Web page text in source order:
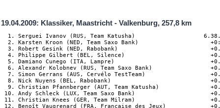
19.04.2009: Klassiker, Maastricht - Valkenburg, 257,8 km
1. Serguei Ivanov (RUS, Team Katusha)                    6.38.31
  2. Karsten Kroon (NED, Team Saxo Bank)                     +0:00
  3. Robert Gesink (NED, Rabobank)                           +0.08
  4. Philippe Gilbert (BEL, Silence)                         +0.08
  5. Damiano Cunego (ITA, Lampre)                            +0.08
  6. Alexandr Kolobnev (RUS, Team Saxo Bank)                 +0.08
  7. Simon Gerrans (AUS, Cervélo TestTeam)                   +0.08
  8. Nick Nuyens (BEL, Rabobank)                             +0.08
  9. Christian Pfannberger (AUT, Team Katusha)               +0.08
 10. Andy Schleck (LUX, Team Saxo Bank)                      +0.08
 11. Christian Knees (GER, Team Milram)                      +0.08
 12. Benoît Vaugrenard (FRA, Française des Jeux)             +0.08
 13. Jerôme Pineau (FRA, Quick Step)                         +0.08
 14. Samuel Sanchez (ESP, Euskaltel)                         +0.08
 15. Michael Albasini (SWI, Team Columbia)                   +0.08
 16. Nicki Sörensen (DEN, Team Saxo Bank)                    +0.08
 17. Michele Scarponi (ITA, Serramenti PVC Diquigiovanni)    +0.08
 18. Roman Kreuziger (CZE, Liquigas)                         +0.08
 19. Vincenzo Nibali (ITA, Liquigas)                         +0.08
 20. Gustav Larsson (SWE, Team Saxo Bank)                    +0.08
 21. Alejandro Valverde (ESP, Caisse d´Epargne)              +0.08
 22. Matteo Carrara (ITA, Vacansoleil Pro Cycling Team)      +0.26
 23. Rinaldo Nocentini (ITA, AG2R La Mondiale)               +0.26
 24. Sylvain Chavanel (FRA, Quick Step)                      +0.26
 25. Maxime Monfort (BEL, Team Columbia)                     +0.36
 26. Peter Velits (SVK, Team Milram)                         +0.36
 27. Johan Van Summeren (BEL, Silence)                       +0.57
 28. Jelle Vanendert (BEL, Silence)                          +1.06
 29. Carlos Barredo (ESP, Quick Step)                        +1.06
 30. Thomas Dekker (NED, Silence)                            +1.29
 31. Jakob Fuglsang (DEN, Team Saxo Bank)                    +2.26
 32. Paul Martens (GER, Rabobank)                            +2.26
 33. Bjorn Leukemans (BEL, Vacansoleil Pro Cycling Team)     +2.26
 34. Chris-Anker Sörensen (DEN, Team Saxo Bank)              +2.26
 35. Ryder Hesjedal (CAN, Garmin)                            +2.38
 36. Luca Mazzanti (ITA, Team Katusha)                       +2.45
 37. Preben Van Hecke (BEL, Topsport Vlaanderen)             +2.52
 38. Carlos Sastre (ESP, Cervélo TestTeam)                   +2.56
 39. Francesco Gavazzi (ITA, Lampre)                         +2.56
 40. Enrico Gasparotto (ITA, Lampre)                         +2.56
 41. Jurgen Van Den Broeck (BEL, Silence)                    +3.09
 42. Davide Rebellin (ITA, Serramenti PVC Diquigiovanni)     +3.09
 43. Joaquin Rodriguez (ESP, Caisse d´Epargne)               +3.09
 44. Ben Hermans (BEL, Topsport Vlaanderen)                  +4.30
 45. Dimitri Muravyev (KAZ, Astana)                          +4.30
 46. David De La Fuente (ITA, Fuji)                          +4.30
 47. Gerben Löwik (NED, Vacansoleil Pro Cycling Team)        +4.30
 48. Gorazd Stangelj (SLO, Liquigas)                         +4.30
 49. Geert Verheyen (BEL, Landbouwkrediet)                   +4.30
 50. Matthieu Sprick (FRA, BBox Bouygues Telecom)            +4.30
 51. Fredrik Kessiakoff (SWE, Fuji)                          +4.30
 52. Manuele Mori (ITA, Lampre)                              +4.30
 53. Linus Gerdemann (GER, Team Milram)                      +4.30
 54. Francesco Ginanni (ITA, Serramenti PVC Diquigiovanni)   +4.30
 55. Dario Cataldo (ITA, Quick Step)                         +4.30
 56. Ben Swift (GBR, Team Katusha)                           +4.30
 57. Bert De Waele (BEL, Landbouwkrediet)                    +4.30
 58. Amaël Moinard (FRA, Cofidis)                            +4.30
 59. Inigo Landaluze (ESP, Euskaltel)                        +4.30
 60. Sandy Casar (FRA, Française des Jeux)                   +4.30
 61. Edward King (USA, Cervélo TestTeam)                     +4.30
 62. Craig Lewis (USA, Team Columbia)                        +4.30
 63. Bram Tankink (NED, Rabobank)                            +4.30
 64. Johnny Hoogerland (NED, Vacansoleil Pro Cycling Team)   +4.30
 65. Oscar Freire (ESP, Rabobank)                            +4.48
 66. Marco Marcato (ITA, Vacansoleil Pro Cycling Team)       +4.48
 67. Cadel Evans (AUS, Silence)                              +4.48
 68. Fabian Wegmann (GER, Team Milram)                       +4.48
 69. Francesco Reda (ITA, Quick Step)                        +4.48
 70. Assan Bazayev (KAZ, Astana)                             +4.48
 71. Michael Rogers (AUS, Team Columbia)                     +4.48
 72. Dries Devenyns (BEL, Quick Step)                        +4.48
 73. Allan Davis (AUS, Quick Step)                           +5.23
 74. Staf Scheirlinckx (BEL, Silence)                        +5.23
 75. Marcus Burghardt (GER, Team Columbia)                   +6.02
 76. Leonardo Duque (COL, Cofidis)                           +6.02
 77. Joan Horrach (ESP, Team Katusha)                        +6.02
 78. Marco Pinotti (ITA, Team Columbia)                      +6.02
 79. Alan Pérez (ESP, Euskaltel)                             +6.02
 80. Thierry Hupond (FRA, Skil)                              +6.02
 81. Christophe Kern (FRA, Cofidis)                          +6.02
 82. Philip Deignan (IRL, Cervélo TestTeam)                  +6.02
 83. Inaki Isasi (ESP, Euskaltel)                            +6.02
 84. Bert Scheirlinckx (BEL, Landbouwkrediet)                +6.02
 85. Ricardo Van Der Velde (NED, Garmin)                     +6.02
 86. Koen De Kort (NED, Skil)                                +6.02
 87. Wesley Sulzberger (AUS, Française des Jeux)             +6.02
 88. Martin Elmiger (SWI, AG2R La Mondiale)                  +6.02
 89. Martijn Maaskant (NED, Garmin)                          +6.02
 90. Sergey Lagutin (UZB, Vacansoleil Pro Cycling Team)      +6.02
 91. Sergey Klimov (RUS, Team Katusha)                       +6.02
 92. Alexandr Dyachenko (KAZ, Astana)                        +6.02
 93. Renaud Dion (FRA, AG2R La Mondiale)                     +6.02
 94. Frederik Willems (BEL, Liquigas)                        +6.02
 95. Alexander Efimkin (RUS, AG2R La Mondiale)               +6.02
 96. Johannes Fröhlinger (GER, Team Milram)                  +6.02
 97. Serge Pauwels (BEL, Cervélo TestTeam)                   +6.02
 98. Ivan Santaromita (ITA, Liquigas)                        +6.02
 99. Tony Martin (GER, Team Columbia)                        +6.02
100. Alexandre Botcharov (RUS, Team Katusha)                 +9.10
101. Mikael Cherel (FRA, Française des Jeux)                 +9.10
102. Sébastien Delfosse (BEL, Landbouwkrediet)               +9.10
103. Floris Goesinnen (NED, Skil)                            +9.34
104. Alberto Losada (ESP, Caisse d´Epargne)                  +9.34
105. Pieter Weening (NED, Rabobank)                          +9.34
106. Bingen Fernandez (ESP, Cofidis)                         +9.34
107. Luca Solari (ITA, Serramenti PVC Diquigiovanni)         +9.34
108. Brian Bach Vandborg (DEN, Liquigas)                     +9.34
109. Francis Mourey (FRA, Française des Jeux)                +9.42
110. Reinier Honig (NED, Vacansoleil Pro Cycling Team)       +9.47
111. Olivier Bonnaire (FRA, BBox Bouygues Telecom)          +10.38
112. Luis Pasamontes (ESP, Caisse d´Epargne)                +13.52
113. Ricardo Serrano (ESP, Fuji)                            +13.52
114. Kristof Vandewalle (BEL, Topsport Vlaanderen)          +13.52
115. Borut Bozic (SLO, Vacansoleil Pro Cycling Team)        +13.52
116. Valerio Agnoli (ITA, Liquigas)                         +13.52
117. Dominique Rollin (CAN, Cervélo TestTeam)               +13.52
118. Adi Engels (BEL, Quick Step)                           +13.52
119. Mauro Santambrogio (ITA, Lampre)                       +13.52
120. Daniele Righi (ITA, Lampre)                            +13.52
121. Rui Costa (POR, Caisse d´Epargne)                      +13.52
122. Yukiya Arashiro (JPN, BBox Bouygues Telecom)           +13.52
123. Anthony Roux (FRA, Française des Jeux)                 +13.52
DNF. Matteo Bono (ITA, Lampre)                             
DNF. Marco Bandiera (ITA, Lampre)                        
DNF. Julien Loubet (FRA, AG2R La Mondiale) 
DNF. Alexandre Pliuschin (MDA, AG2R La Mondiale)           
DNF. Christophe Riblon (FRA, AG2R La Mondiale)              
DNF. Nicolas Roche (IRL, AG2R La Mondiale)                  
DNF. Jesús Hernández (ESP, Astana)                          
DNF. Berik Kupeshov (KAZ, Astana)                    
DNF. Maxim Iglinskiy (KAZ, Astana)                          
DNF. Benjamin Noval (ESP, Astana)                         
DNF. Steve Chainel (FRA, BBox Bouygues Telecom)   
DNF. Julien Belgy (FRA, BBox Bouygues Telecom)   
DNF. Vincent Jerome (FRA, BBox Bouygues Telecom)           
DNF. Laurent Lefevre (FRA, BBox Bouygues Telecom)          
DNF. Evgeny Sokolov (RUS, BBox Bouygues Telecom)     
DNF. Vasil Kiryenka (BLR, Caisse d´Epargne)                
DNF. Oscar Pereiro (ESP, Caisse d´Epargne)               
DNF. Rigoberto Uran (COL, Caisse d´Epargne)             
DNF. Alexandre Usov (BLR, Cofidis)                     
DNF. Nico Sijmens (BEL, Cofidis)                 
DNF. Egoi Martinez (ESP, Euskaltel)                   
DNF. Juan José Oroz (ESP, Euskaltel)                  
DNF. Ruben Perez (ESP, Euskaltel)                      
DNF. Gorka Verdugo (ESP, Euskaltel)                    
DNF. Jussi